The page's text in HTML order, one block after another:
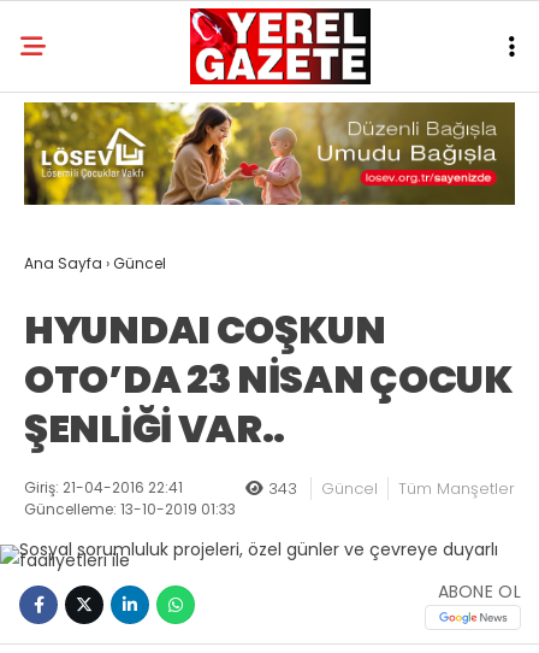
Ana Sayfa ›Güncel
HYUNDAI COŞKUN
OTO’DA 23 NİSAN ÇOCUK
ŞENLİĞİ VAR..
Giriş: 21-04-2016 22:41
Güncelleme: 13-10-2019 01:33
343 Güncel Tüm Manşetler
ABONE OL